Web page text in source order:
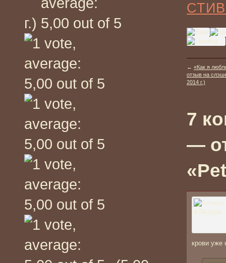
г.)
← «Как я
отзыв на
2014 г.)
7
—
крови уже